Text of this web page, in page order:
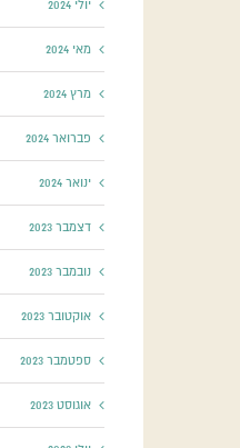
יולי 2024
מאי 2024
מרץ 2024
פברואר 2024
ינואר 2024
דצמבר 2023
נובמבר 2023
אוקטובר 2023
ספטמבר 2023
אוגוסט 2023